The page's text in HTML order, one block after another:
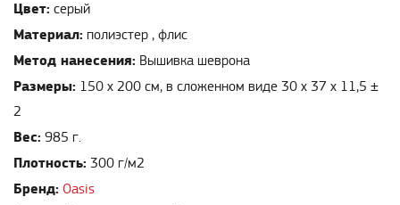
Цвет: серый
Материал: полиэстер , флис
Метод нанесения: Вышивка шеврона
Размеры:
2
Вес: 985 г.
Плотность: 300 г/м2
Бренд: Oasis